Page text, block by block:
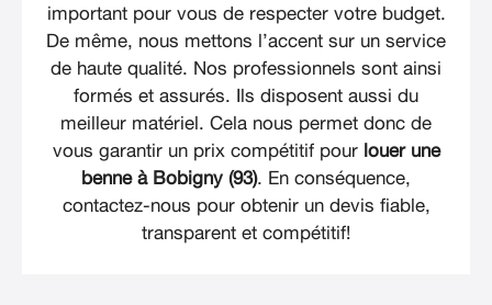
important pour vous de respecter votre budget.
De même, nous mettons l’accent sur un service
de haute qualité. Nos professionnels sont ainsi
formés et assurés. Ils disposent aussi du
meilleur matériel. Cela nous permet donc de
vous garantir un prix compétitif pour louer une
benne à Bobigny (93). En conséquence,
contactez-nous pour obtenir un devis fiable,
transparent et compétitif!